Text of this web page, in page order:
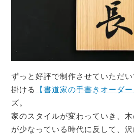
ずっと好評で制作させていただ
掛ける
【書道家の手書きオーダ
ズ。
家のスタイルが変わっていき、
が少なっている時代に反して、